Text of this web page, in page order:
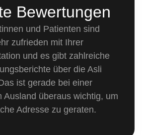
Bewertungen
und Patienten sind
zufrieden mit Ihrer
und es gibt zahlreiche
über die Asli
ist gerade bei einer
Ausland überaus wichtig, um
Adresse zu geraten.